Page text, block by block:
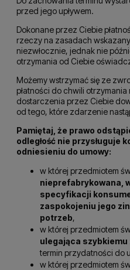
przed jego upływem.
Dokonane przez Ciebie
rzeczy na zasadach
niezwłocznie, jednak nie
otrzymania od Ciebie
Możemy wstrzymać się ze
płatności do chwili
dostarczenia przez Ciebie
od tego, które zdarzenie
Pamiętaj, że prawo
odległość nie przysługuje
odniesieniu do umowy:
w której przedmiotem
nieprefabrykowana,
specyfikacji
zaspokojeniu jego
potrzeb,
w której przedmiotem
ulegająca
termin przydatności do
w której przedmiotem